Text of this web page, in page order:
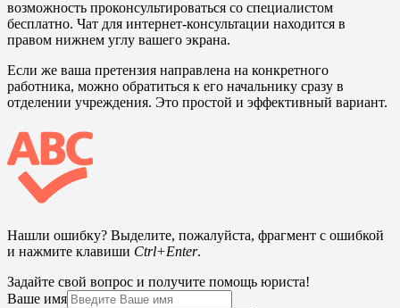
возможность проконсультироваться со специалистом
бесплатно. Чат для интернет-консультации находится в
правом нижнем углу вашего экрана.
Если же ваша претензия направлена на конкретного
работника, можно обратиться к его начальнику сразу в
отделении учреждения. Это простой и эффективный вариант.
Нашли ошибку? Выделите, пожалуйста, фрагмент с ошибкой
и нажмите клавиши Ctrl+Enter.
Задайте свой вопрос и получите помощь юриста!
Ваше имя